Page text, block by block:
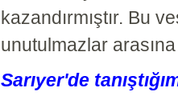
kazandırmıştır. Bu
unutulmazlar
Sarıyer'de